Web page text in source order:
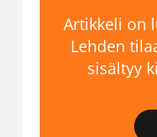
Artikkeli on
Lehden
sisältyy